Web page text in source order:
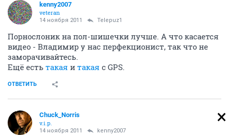
kenny2007
veteran
14 ноября 2011 Telepuz1
Порнослоник на пол-шишечки лучше. А что касается
видео - Владимир у нас перфекционист, так что не
заморачивайтесь.
Ещё есть такая и такая с GPS.
ОТВЕТИТЬ
Chuck_Norris
v.i.p.
14 ноября 2011 kenny2007